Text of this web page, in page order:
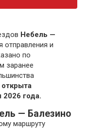
Небель —
отправления и
по
заранее
года.
— Балезино
маршруту